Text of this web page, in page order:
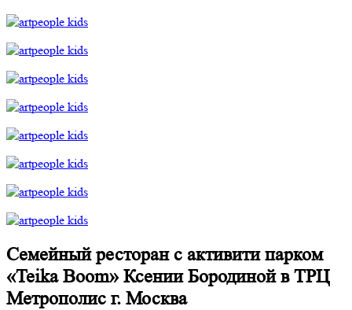
Семейный ресторан с активити парком
«Teika Boom» Ксении Бородиной в ТРЦ
Метрополис г. Москва